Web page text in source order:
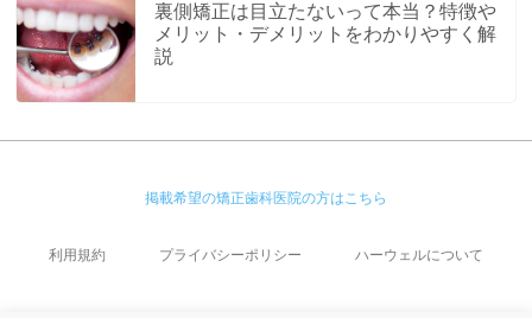
裏側矯正は目立たないって本当？特徴や
メリット・デメリットをわかりやすく解
説
掲載希望の矯正歯科医院の方はこちら
利用規約 プライバシーポリシー ハーウェルについて